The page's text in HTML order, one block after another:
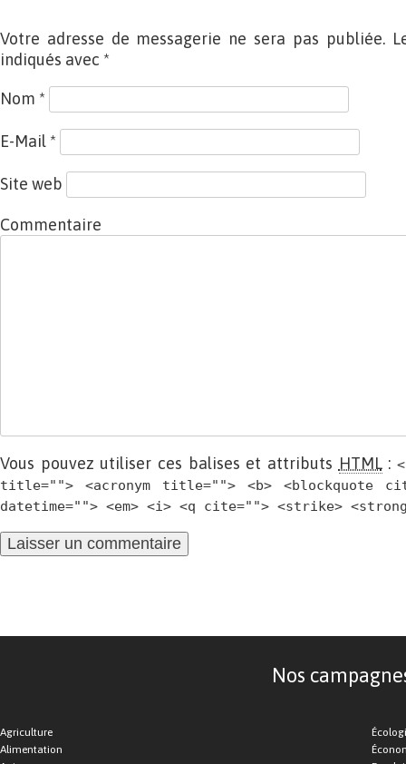
Votre adresse de messagerie ne sera pas publiée.
indiqués avec *
Nom *
E-Mail *
Site web
Commentaire
Vous pouvez utiliser ces balises et attributs HTML:
title=""> <acronym title=""> <b> <blockquote
datetime=""> <em> <i> <q cite=""> <strike>
Nos
Agriculture
Alimentation